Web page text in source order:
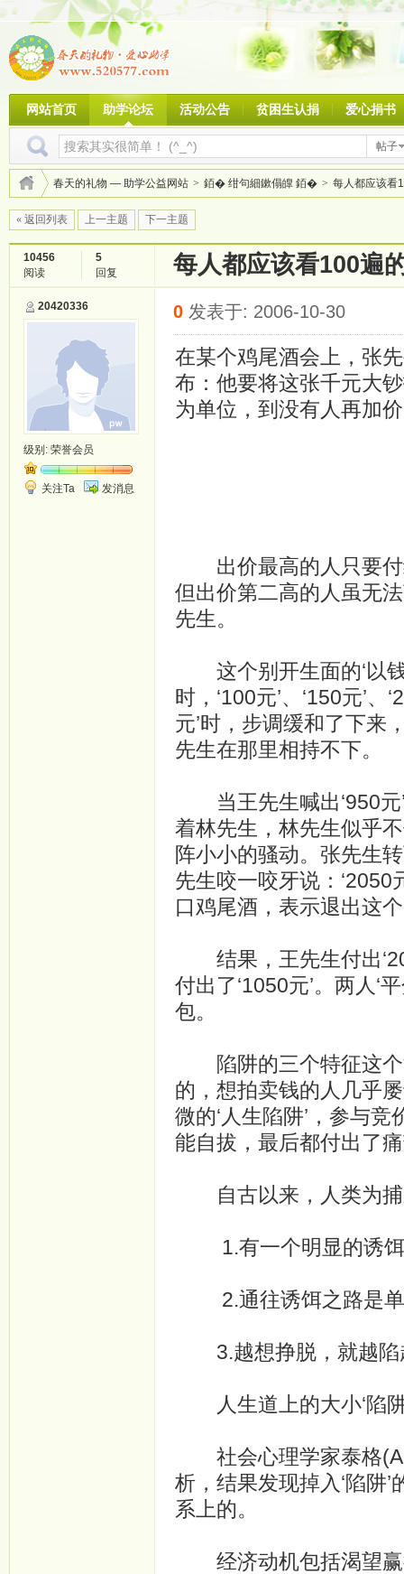
网站首页 助学论坛 活动公告 贫困生认捐 爱心捐书
帖子
春天的礼物 — 助学公益网站 > 銆� 绀句細鏉傝皥 銆� > 每人都应该看
« 返回列表 上一主题 下一主题
10456
阅读
5
回复
每人都应该看100遍
20420336
级别: 荣誉会员
关注Ta 发消息
0 发表于: 2006-10-30
在某个鸡尾酒会上，张
布：他要将这张千元大
为单位，到没有人再加
出价最高的人只要付
但出价第二高的人虽无
先生。
这个别开生面的‘以钱
时，‘100元’、‘150元’
元’时，步调缓和了下来
先生在那里相持不下。
当王先生喊出‘950元’
着林先生，林先生似乎
阵小小的骚动。张先生
先生咬一咬牙说：
口鸡尾酒，表示退出这
结果，王先生付出
付出了‘1050元’。两人‘
包。
陷阱的三个特征这个
的，想拍卖钱的人几乎
微的‘人生陷阱’，参与
能自拔，最后都付出了
自古以来，人类为捕
1.有一个明显的诱
2.通往诱饵之路是单
3.越想挣脱，就越陷
人生道上的大小‘陷阱
社会心理学家泰格
析，结果发现掉入‘陷阱
系上的。
经济动机包括渴望赢